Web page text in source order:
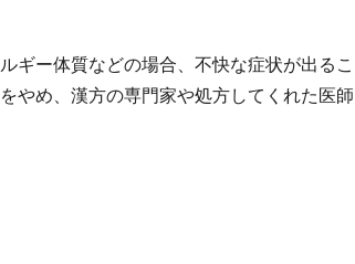
ギー体質などの場合、不快な症状が出るこ
やめ、漢方の専門家や処方してくれた医師